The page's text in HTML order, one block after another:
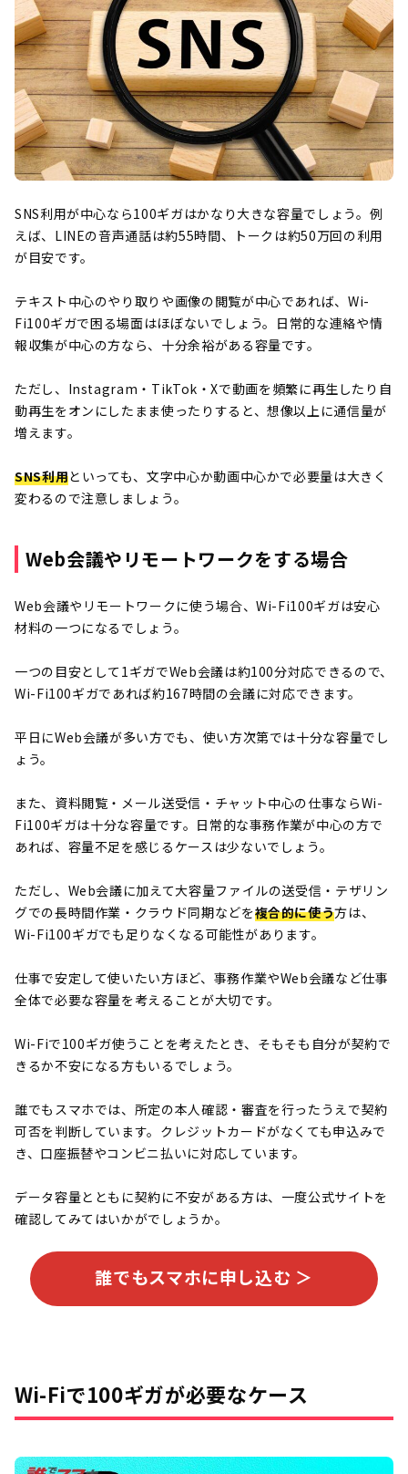
SNS利用が中心なら100ギガはかなり大きな容量でしょう。例
えば、LINEの音声通話は約55時間、トークは約50万回の利用
が目安です。
テキスト中心のやり取りや画像の閲覧が中心であれば、Wi-
Fi100ギガで困る場面はほぼないでしょう。日常的な連絡や情
報収集が中心の方なら、十分余裕がある容量です。
ただし、Instagram・TikTok・Xで動画を頻繁に再生したり自
動再生をオンにしたまま使ったりすると、想像以上に通信量が
増えます。
SNS利用といっても、文字中心か動画中心かで必要量は大きく
変わるので注意しましょう。
Web会議やリモートワークをする場合
Web会議やリモートワークに使う場合、Wi-Fi100ギガは安心
材料の一つになるでしょう。
一つの目安として1ギガでWeb会議は約100分対応できるので、
Wi-Fi100ギガであれば約167時間の会議に対応できます。
平日にWeb会議が多い方でも、使い方次第では十分な容量でし
ょう。
また、資料閲覧・メール送受信・チャット中心の仕事ならWi-
Fi100ギガは十分な容量です。日常的な事務作業が中心の方で
あれば、容量不足を感じるケースは少ないでしょう。
ただし、Web会議に加えて大容量ファイルの送受信・テザリン
グでの長時間作業・クラウド同期などを複合的に使う方は、
Wi-Fi100ギガでも足りなくなる可能性があります。
仕事で安定して使いたい方ほど、事務作業やWeb会議など仕事
全体で必要な容量を考えることが大切です。
Wi-Fiで100ギガ使うことを考えたとき、そもそも自分が契約で
きるか不安になる方もいるでしょう。
誰でもスマホでは、所定の本人確認・審査を行ったうえで契約
可否を判断しています。クレジットカードがなくても申込みで
き、口座振替やコンビニ払いに対応しています。
データ容量とともに契約に不安がある方は、一度公式サイトを
確認してみてはいかがでしょうか。
誰でもスマホに申し込む ＞
Wi-Fiで100ギガが必要なケース